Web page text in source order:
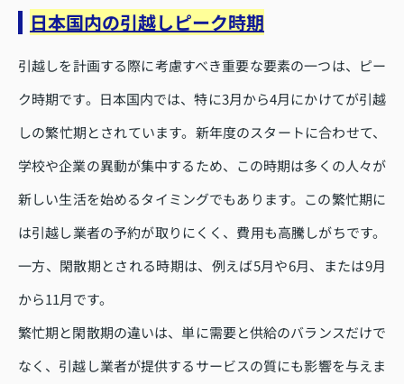
日本国内の引越しピーク時期
引越しを計画する際に考慮すべき重要な要素の一つは、ピー
ク時期です。日本国内では、特に3月から4月にかけてが引越
しの繁忙期とされています。新年度のスタートに合わせて、
学校や企業の異動が集中するため、この時期は多くの人々が
新しい生活を始めるタイミングでもあります。この繁忙期に
は引越し業者の予約が取りにくく、費用も高騰しがちです。
一方、閑散期とされる時期は、例えば5月や6月、または9月
から11月です。
繁忙期と閑散期の違いは、単に需要と供給のバランスだけで
なく、引越し業者が提供するサービスの質にも影響を与えま